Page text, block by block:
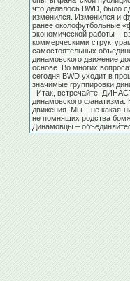
что делалось BWD, было
изменился. Изменился и
ранее околофутбольные
экономической работы -
коммерческими
самостоятельных
динамовского движение
основе. Во многих
сегодня BWD уходит в
значимые группировки
Итак, встречайте.
динамовского фанатизма.
движения. Мы – не какая-
не помнящих родства
Динамовцы –